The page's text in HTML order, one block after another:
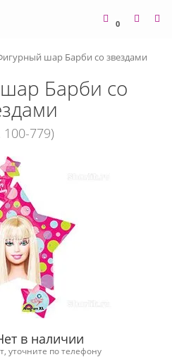
0
шар Барби со звездами
Барби со
100-779)
в наличии
уточните по телефону